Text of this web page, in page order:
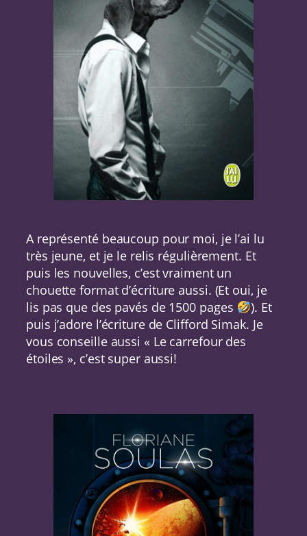
A représenté beaucoup pour moi, je l’ai lu
très jeune, et je le relis régulièrement. Et
puis les nouvelles, c’est vraiment un
chouette format d’écriture aussi. (Et oui, je
lis pas que des pavés de 1500 pages
). Et
puis j’adore l’écriture de Clifford Simak. Je
vous conseille aussi « Le carrefour des
étoiles », c’est super aussi!